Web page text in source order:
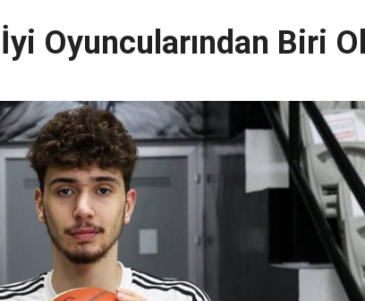
İyi Oyuncularından Biri